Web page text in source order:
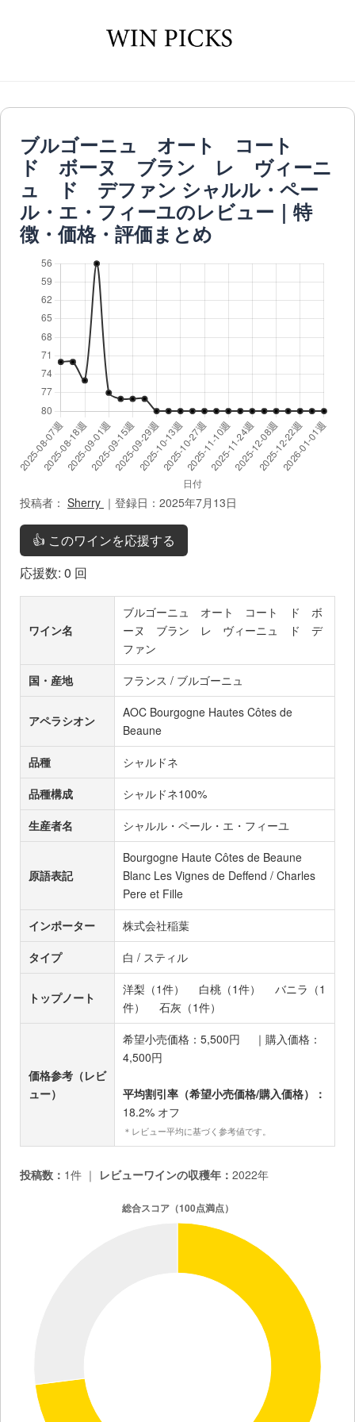
ブルゴーニュ オート コート
ド ボーヌ ブラン レ ヴィーニ
ュ ド デファン シャルル・ペー
ル・エ・フィーユのレビュー｜特
徴・価格・評価まとめ
投稿者： Sherry ｜登録日：2025年7月13日
👍 このワインを応援する
応援数: 0 回
ワイン名
ブルゴーニュ オート コート ド ボ
ーヌ ブラン レ ヴィーニュ ド デ
ファン
国・産地
フランス / ブルゴーニュ
アペラシオン
AOC Bourgogne Hautes Côtes de
Beaune
品種
シャルドネ
品種構成
シャルドネ100%
生産者名
シャルル・ペール・エ・フィーユ
原語表記
Bourgogne Haute Côtes de Beaune
Blanc Les Vignes de Deffend / Charles
Pere et Fille
インポーター
株式会社稲葉
タイプ
白 / スティル
トップノート
洋梨（1件） 白桃（1件）
バニラ（1
件）
石灰（1件）
価格参考（レビ
ュー）
希望小売価格：5,500円 ｜購入価格：
4,500円
平均割引率（希望小売価格/購入価格）：
18.2% オフ
＊レビュー平均に基づく参考値です。
投稿数： 1件 ｜ レビューワインの収穫年： 2022年